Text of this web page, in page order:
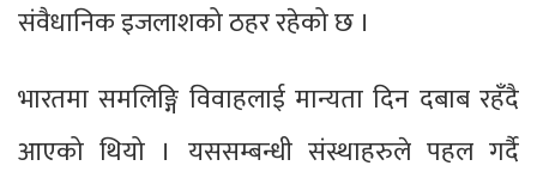
संवैधानिक इजलाशको ठहर रहेको छ ।
भारतमा समलिङ्गि विवाहलाई मान्यता दिन दबाब रहँदै
आएको थियो । यससम्बन्धी संस्थाहरुले पहल गर्दै